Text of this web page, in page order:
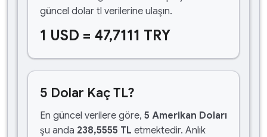
güncel dolar tl verilerine ulaşın.
1 USD = 47,7111 TRY
5 Dolar Kaç TL?
En güncel verilere göre, 5 Amerikan Doları
şu anda 238,5555 TL etmektedir. Anlık